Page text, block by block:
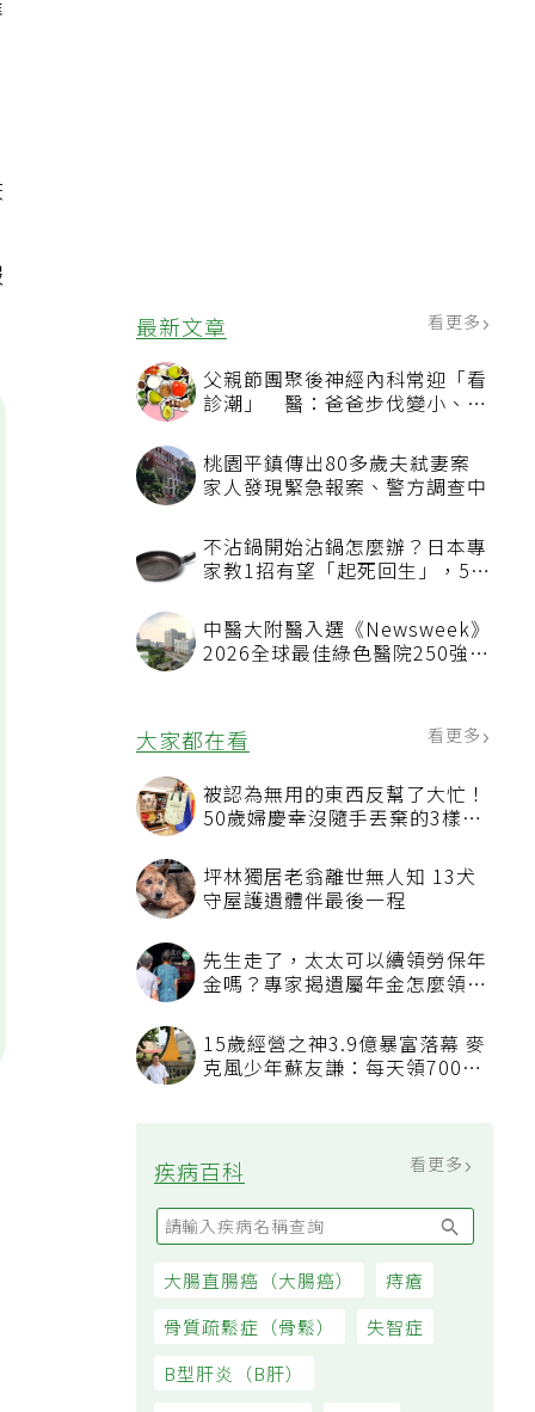
最新文章 看更多
父親節團聚後神經內科常迎「看
診潮」 醫：爸爸步伐變小、站
桃園平鎮傳出80多歲夫弒妻案
家人發現緊急報案、警方調查中
不沾鍋開始沾鍋怎麼辦？日本專
家教1招有望「起死回生」，5情
中醫大附醫入選《Newsweek》
2026全球最佳綠色醫院250強
大家都在看
被認為無用的東西反幫了大忙！
50歲婦慶幸沒隨手丟棄的3樣物
坪林獨居老翁離世無人知 13犬
守屋護遺體伴最後一程
先生走了，太太可以續領勞保年
15歲經營之神3.9億暴富落幕 麥
克風少年蘇友謙：每天領700元
疾病百科